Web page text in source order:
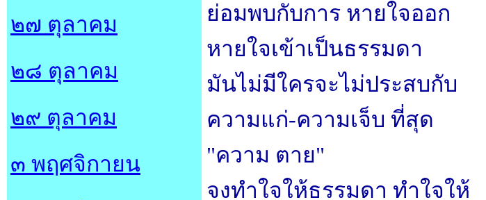
๒๗ ตุลาคม
๒๘ ตุลาคม
๒๙ ตุลาคม
๓ พฤศจิกายน
ย่อมพบกับการ หายใจออก
หายใจเข้าเป็นธรรมดา
มันไม่มีใครจะไม่ประสบกับ
ความแก่-ความเจ็บ ที่สุด
"ความ ตาย"
จงทำใจให้ธรรมดา ทำใจให้